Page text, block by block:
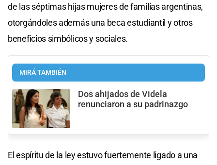
de las séptimas hijas mujeres de familias argentinas,
otorgándoles además una beca estudiantil y otros
beneficios simbólicos y sociales.
MIRÁ TAMBIÉN
Dos ahijados de Videla
renunciaron a su padrinazgo
El espíritu de la ley estuvo fuertemente ligado a una